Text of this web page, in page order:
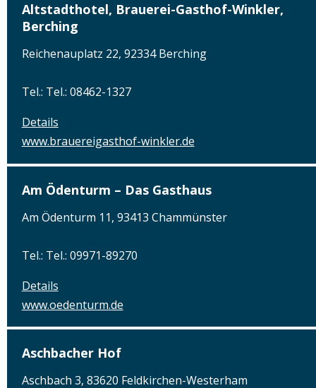
Altstadthotel, Brauerei-Gasthof-Winkler,
Berching
Reichenauplatz 22, 92334 Berching
Tel.: Tel.: 08462-1327
Details
www.brauereigasthof-winkler.de
Am Ödenturm – Das Gasthaus
Am Ödenturm 11, 93413 Chammünster
Tel.: Tel.: 09971-89270
Details
www.oedenturm.de
Aschbacher Hof
Aschbach 3, 83620 Feldkirchen-Westerham